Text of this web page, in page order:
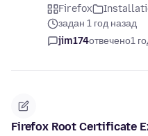
Firefox
задан 1 год назад
jim174отвечено1
Firefox Root Certificate